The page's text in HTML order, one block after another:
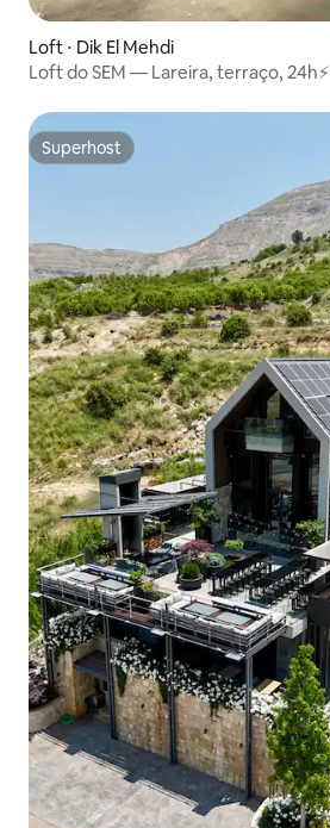
Loft ⋅ Dik El Mehdi
Loft do SEM — Lareira, terraço, 24h⚡️
Superhost
Superhost